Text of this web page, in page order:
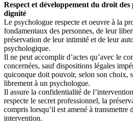
Respect et développement du droit des
dignité
Le psychologue respecte et oeuvre à la
fondamentaux des personnes, de leur
préservation de leur intimité et de leur
psychologique.
Il ne peut accomplir d’actes qu’avec le
concernées, sauf dispositions légales
quiconque doit pouvoir, selon son choix,
librement à un psychologue.
Il assure la confidentialité de
respecte le secret professionnel, la
compris lorsqu’il est amené à transmettre
intervention.